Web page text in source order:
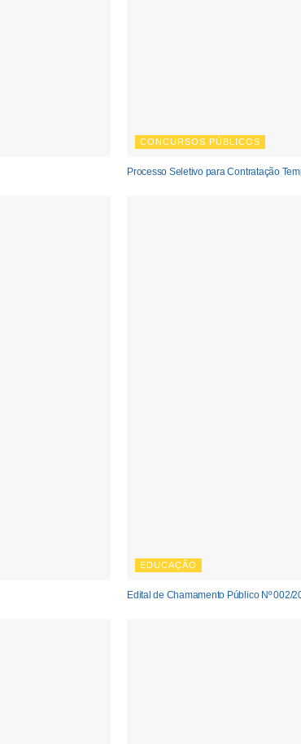
CONCURSOS PÚBLICOS
Processo Seletivo para Contratação
EDUCAÇÃO
Edital de Chamamento Público Nº 002/